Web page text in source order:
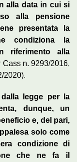
alla data in cui si
alla pensione
presentata la
condiziona la
riferimento alla
n. 9293/2016,
2020).
dalla legge per la
dunque, un
e, del pari,
solo come
condizione di
che ne fa il